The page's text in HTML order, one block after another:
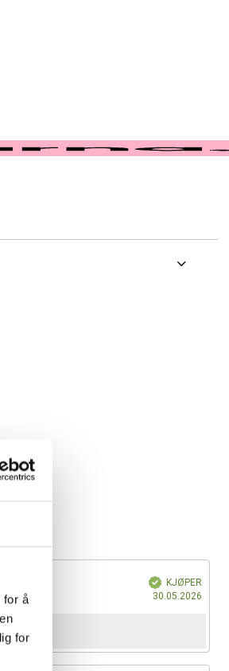
for å
for
Verifisert
KJØPER
30.05.2026